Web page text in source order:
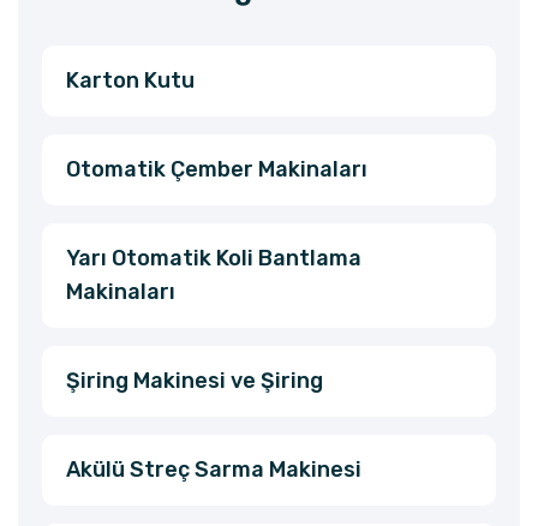
Karton Kutu
Otomatik Çember Makinaları
Yarı Otomatik Koli Bantlama
Makinaları
Şiring Makinesi ve Şiring
Akülü Streç Sarma Makinesi